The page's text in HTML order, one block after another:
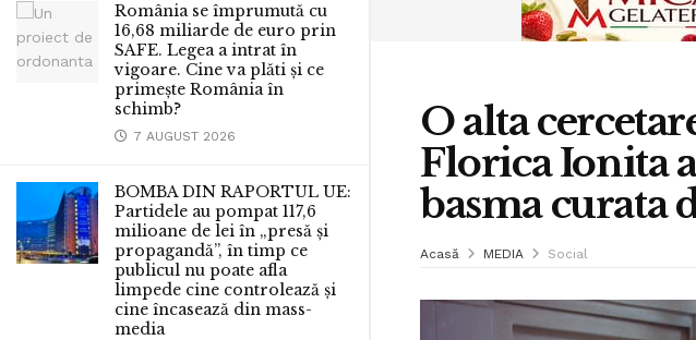
România se împrumută cu
16,68 miliarde de euro prin
SAFE. Legea a intrat în
vigoare. Cine va plăti și ce
primește România în
schimb?
7 AUGUST 2026
BOMBA DIN RAPORTUL UE:
Partidele au pompat 117,6
milioane de lei în „presă și
propagandă”, în timp ce
publicul nu poate afla
limpede cine controlează și
cine încasează din mass-
media
O alta
Florica Ionita
basma curata
Acasă MEDIA Social